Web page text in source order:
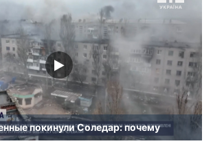
покинули Соледар: почему